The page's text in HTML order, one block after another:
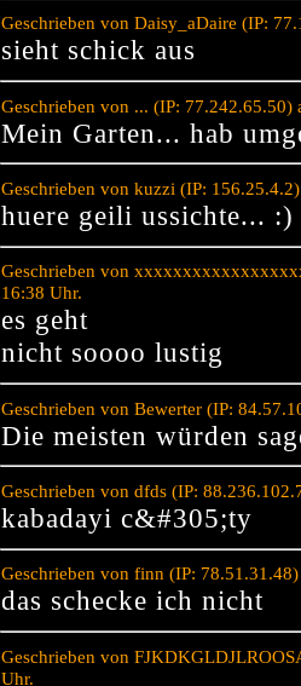
Geschrieben von Daisy_aDaire (IP:
sieht schick aus
Geschrieben von ... (IP:
Mein Garten... hab
Geschrieben von kuzzi (IP:
huere geili ussichte... :)
Geschrieben von
16:38 Uhr.
es geht
nicht soooo lustig
Geschrieben von Bewerter (IP:
Die meisten würden
Geschrieben von dfds (IP:
kabadayi c&#305;ty
Geschrieben von finn (IP:
das schecke ich nicht
Geschrieben von
Uhr.